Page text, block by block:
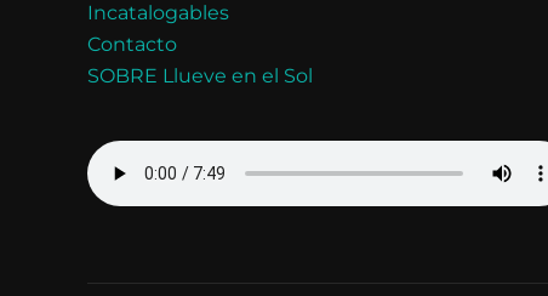
Incatalogables
Contacto
SOBRE Llueve en el Sol